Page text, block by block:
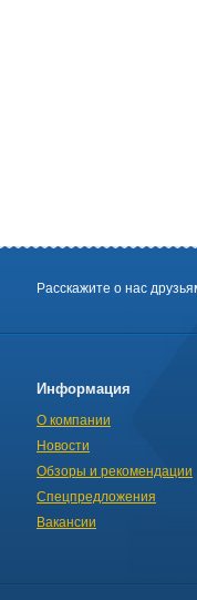
Расскажите о нас
Информация
О компании
Новости
Обзоры и рекомендации
Спецпредложения
Вакансии